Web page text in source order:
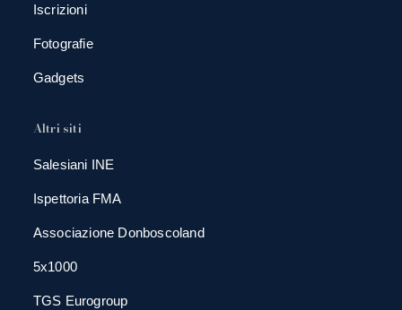
Iscrizioni
Fotografie
Gadgets
Altri siti
Salesiani INE
Ispettoria FMA
Associazione Donboscoland
5x1000
TGS Eurogroup